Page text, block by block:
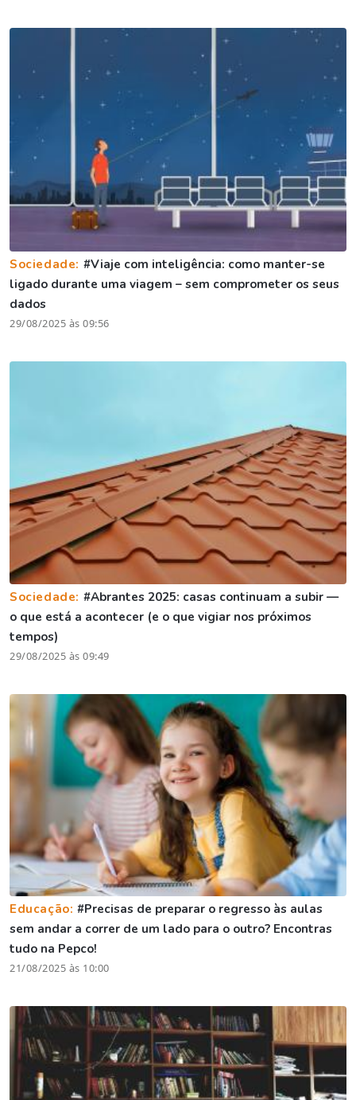
Sociedade: #Viaje com inteligência: como manter-se
ligado durante uma viagem – sem comprometer os seus
dados
29/08/2025 às 09:56
Sociedade: #Abrantes 2025: casas continuam a subir —
o que está a acontecer (e o que vigiar nos próximos
tempos)
29/08/2025 às 09:49
Educação:#Precisas de preparar o regresso às aulas
sem andar a correr de um lado para o outro? Encontras
tudo na Pepco!
21/08/2025 às 10:00